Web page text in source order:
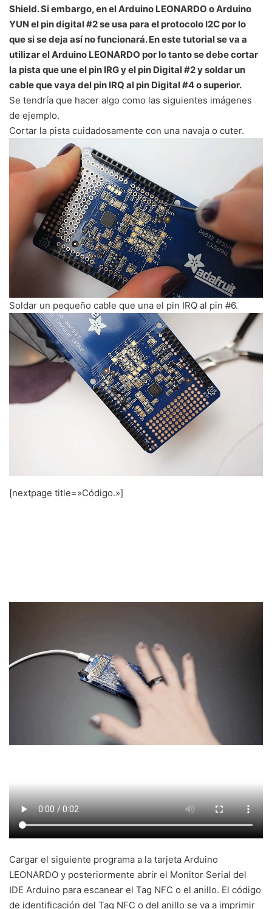
Shield. Si embargo, en el Arduino LEONARDO o Arduino
YUN el pin digital #2 se usa para el protocolo I2C por lo
que si se deja así no funcionará. En este tutorial se va a
utilizar el Arduino LEONARDO por lo tanto se debe cortar
la pista que une el pin IRG y el pin Digital #2 y soldar un
cable que vaya del pin IRQ al pin Digital #4 o superior.
Se tendría que hacer algo como las siguientes imágenes
de ejemplo.
Cortar la pista cuidadosamente con una navaja o cuter.
Soldar un pequeño cable que una el pin IRQ al pin #6.
[nextpage title=»Código.»]
Cargar el siguiente programa a la tarjeta Arduino
LEONARDO y posteriormente abrir el Monitor Serial del
IDE Arduino para escanear el Tag NFC o el anillo. El código
de identificación del Tag NFC o del anillo se va a imprimir